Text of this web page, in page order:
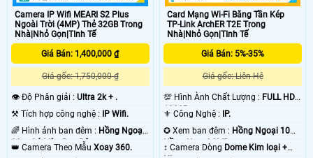
Camera IP Wifi MEARI S2 Plus
Ngoài Trời (4MP) Thẻ 32GB Trong
Nhà|Nhỏ Gọn|TInh Tế
Giá Bán: 1,400,000 ₫
Giá gốc: 1,750,000 ₫
👁 Độ Phân giải : Ultra 2k + .
⚒ Tích hợp công nghệ : IP Wifi.
🌈 Hình ảnh ban đêm : Hồng Ngoại
30m Có Màu Ban Ðêm.
👑 Camera Theo Mẫu Xoay 360.
Card Mạng Wi-Fi Băng Tần Kép
TP-Link ArchER T2E Trong
Nhà|Nhỏ Gọn|TInh Tế
Giá Bán: 5%-35%
Giá gốc: Liên Hệ
💯 Hình Ành Chất Lượng : FULL HD
1080P .
⚜️ Công Nghệ : IP.
✪ Xem ban đêm : Hồng Ngoại 10m
Hồng Ngoại SMD.
↕️ Camera Dòng Dome Kim loại +